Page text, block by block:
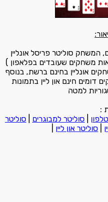
סוליטר פריסל אונליין
משחקים שעובדים בפלאפון )
אונליין בחינם ברשת, בנוסף
חינם און ליין בתמונות
למטה
:
סוליטר למבוגרים
סוליטר
סוליטר און ליין